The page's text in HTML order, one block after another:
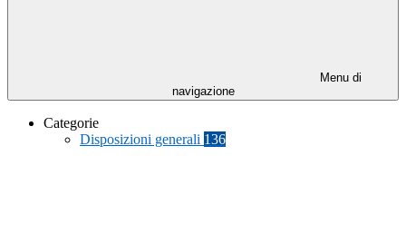
Menu di
navigazione
Categorie
Disposizioni generali 136